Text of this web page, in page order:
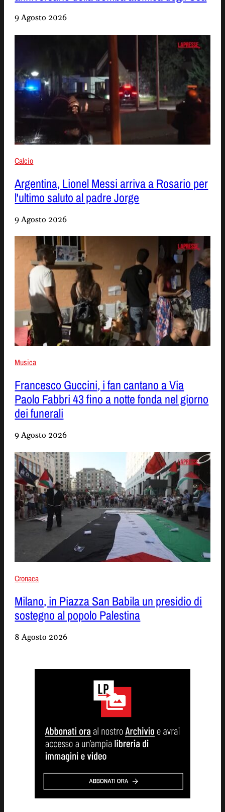
9 Agosto 2026
Calcio
Argentina, Lionel Messi arriva a Rosario per
l'ultimo saluto al padre Jorge
9 Agosto 2026
Musica
Francesco Guccini, i fan cantano a Via
Paolo Fabbri 43 fino a notte fonda nel giorno
dei funerali
9 Agosto 2026
Cronaca
Milano, in Piazza San Babila un presidio di
sostegno al popolo Palestina
8 Agosto 2026